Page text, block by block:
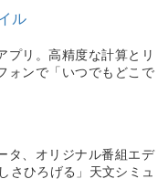
ル
プリ。高精度な計算とリ
ォンで「いつでもどこで
タ、オリジナル番組エデ
さひろげる」天文シミュ